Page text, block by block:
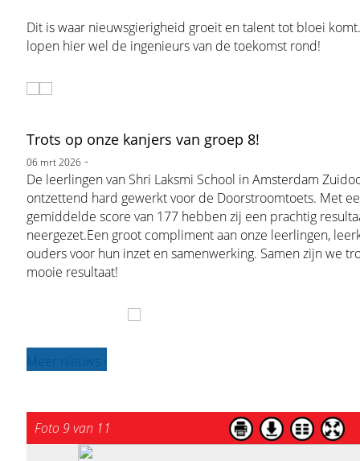
Dit is waar nieuwsgierigheid groeit en talent tot bloei
lopen hier wel de ingenieurs van de toekomst rond!
Trots op onze kanjers van groep 8!
06 mrt 2026-
De leerlingen van Shri Laksmi School in Amsterdam
ontzettend hard gewerkt voor de Doorstroomtoets. Met
gemiddelde score van 177 hebben zij een prachtig
neergezet.Een groot compliment aan onze leerlingen,
ouders voor hun inzet en samenwerking. Samen zijn we
mooie resultaat!
Foto 9 van 11